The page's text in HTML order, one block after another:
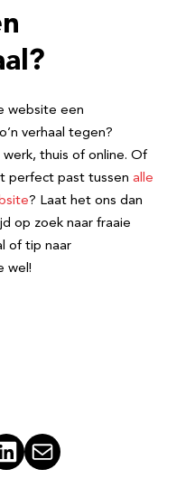
website een
verhaal tegen?
thuis of online. Of
perfect past tussen alle
? Laat het ons dan
op zoek naar fraaie
of tip naar
wel!
E-mail